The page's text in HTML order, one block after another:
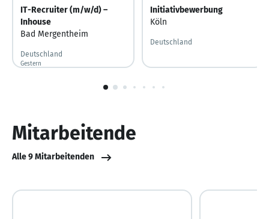
IT-Recruiter (m/w/d) –
Inhouse
Bad Mergentheim
Deutschland
Gestern
Gestern veröffentlicht
Initiativbewerbung
Köln
Deutschland
1
Mitarbeitende
Alle 9 Mitarbeitenden